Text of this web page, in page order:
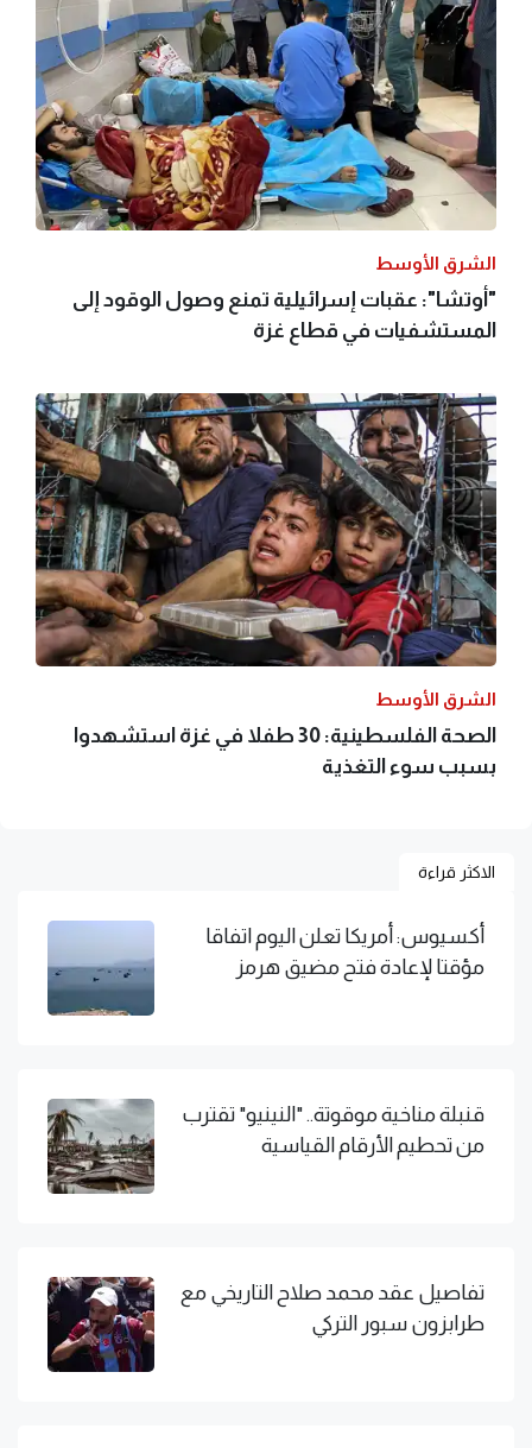
الشرق الأوسط
"أوتشا": عقبات إسرائيلية تمنع وصول الوقود إلى
المستشفيات في قطاع غزة
الشرق الأوسط
الصحة الفلسطينية: 30 طفلا في غزة استشهدوا
بسبب سوء التغذية
الاكثر قراءة
أكسيوس: أمريكا تعلن اليوم اتفاقا
مؤقتا لإعادة فتح مضيق هرمز
قنبلة مناخية موقوتة.. "النينيو" تقترب
من تحطيم الأرقام القياسية
تفاصيل عقد محمد صلاح التاريخي مع
طرابزون سبور التركي